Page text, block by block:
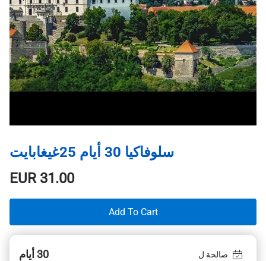
سلوفاكيا 30 أيام 25غيغابايت
EUR31.00
Add To Cart
صالحة ل 30 أيام